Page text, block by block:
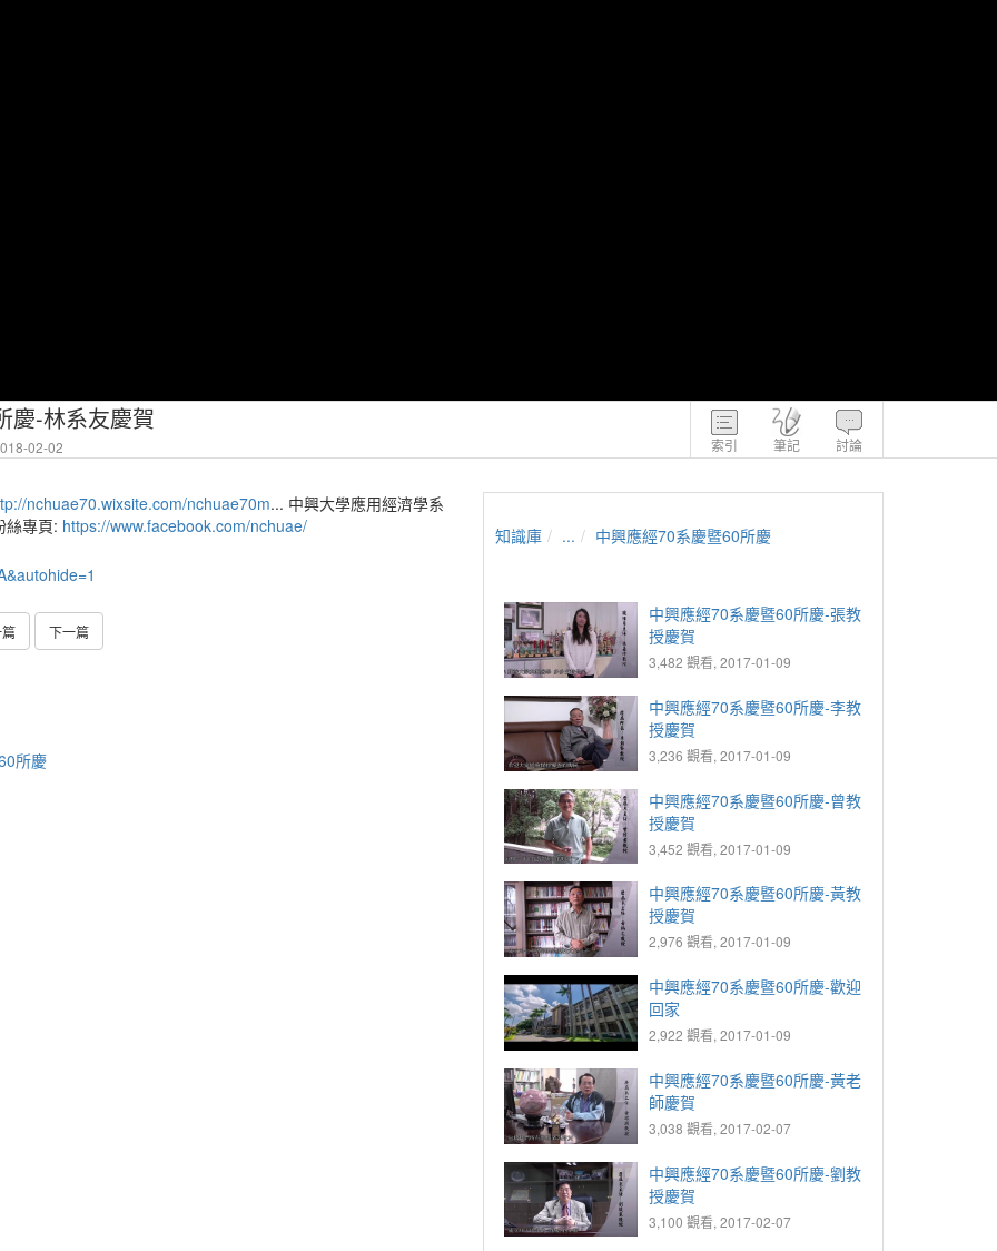
索引 筆記 討論
慶-林系友慶賀
02-02
nchuae70.wixsite.com/nchuae70m... 中興大學應用經濟學系
絲專頁: https://www.facebook.com/nchuae/
篇 下一篇
所慶
知識庫 ... 中興應經70系慶暨60所慶
中興應經70系慶暨60所慶-張教
授慶賀
3,482 觀看, 2017-01-09
中興應經70系慶暨60所慶-李教
授慶賀
3,236 觀看, 2017-01-09
中興應經70系慶暨60所慶-曾教
授慶賀
3,452 觀看, 2017-01-09
中興應經70系慶暨60所慶-黃教
授慶賀
2,976 觀看, 2017-01-09
中興應經70系慶暨60所慶-歡迎
回家
2,922 觀看, 2017-01-09
中興應經70系慶暨60所慶-黃老
師慶賀
3,038 觀看, 2017-02-07
中興應經70系慶暨60所慶-劉教
授慶賀
3,100 觀看, 2017-02-07